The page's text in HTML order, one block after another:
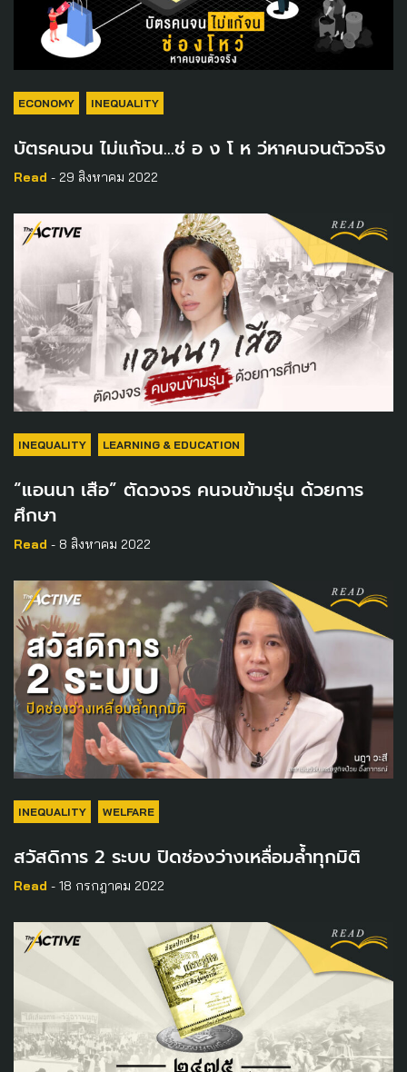
ECONOMY INEQUALITY
บัตรคนจน ไม่แก้จน…ช่ อ ง โ ห ว่หาคนจนตัวจริง
Read - 29 สิงหาคม 2022
INEQUALITY LEARNING & EDUCATION
“แอนนา เสือ” ตัดวงจร คนจนข้ามรุ่น ด้วยการ
ศึกษา
Read - 8 สิงหาคม 2022
INEQUALITY WELFARE
สวัสดิการ 2 ระบบ ปิดช่องว่างเหลื่อมล้ำทุกมิติ
Read - 18 กรกฎาคม 2022